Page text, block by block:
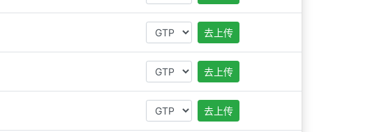
去上传
去上传
去上传